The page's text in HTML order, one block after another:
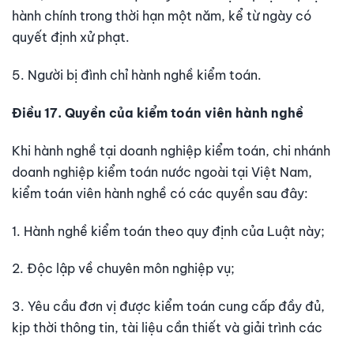
hành chính trong thời hạn một năm, kể từ ngày có
quyết định xử phạt.
5. Người bị đình chỉ hành nghề kiểm toán.
Điều 17. Quyền của kiểm toán viên hành nghề
Khi hành nghề tại doanh nghiệp kiểm toán, chi nhánh
doanh nghiệp kiểm toán nước ngoài tại Việt Nam,
kiểm toán viên hành nghề có các quyền sau đây:
1. Hành nghề kiểm toán theo quy định của Luật này;
2. Độc lập về chuyên môn nghiệp vụ;
3. Yêu cầu đơn vị được kiểm toán cung cấp đầy đủ,
kịp thời thông tin, tài liệu cần thiết và giải trình các